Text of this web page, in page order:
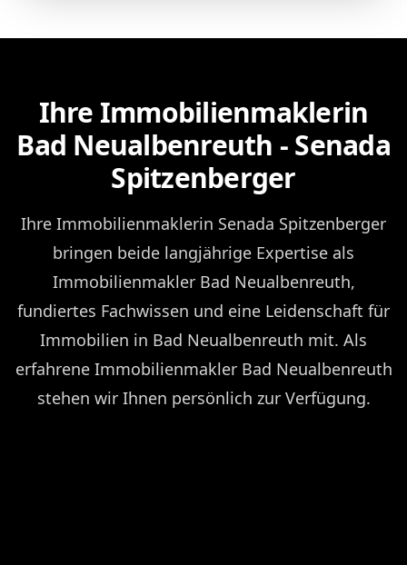
Ihre Immobilienmaklerin
Bad Neualbenreuth - Senada
Spitzenberger
Ihre Immobilienmaklerin Senada Spitzenberger
bringen beide langjährige Expertise als
Immobilienmakler Bad Neualbenreuth,
fundiertes Fachwissen und eine Leidenschaft für
Immobilien in Bad Neualbenreuth mit. Als
erfahrene Immobilienmakler Bad Neualbenreuth
stehen wir Ihnen persönlich zur Verfügung.